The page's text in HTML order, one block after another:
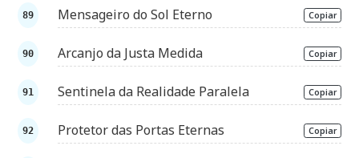
Mensageiro do Sol Eterno Copiar
Arcanjo da Justa Medida Copiar
Sentinela da Realidade Paralela Copiar
Protetor das Portas Eternas Copiar